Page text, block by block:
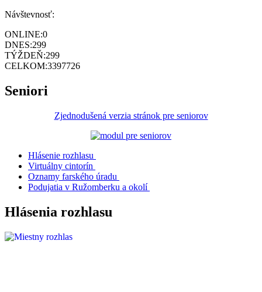
Návštevnosť:
ONLINE:0
DNES:299
TÝŽDEŇ:299
CELKOM:3397726
Seniori
Zjednodušená verzia stránok pre seniorov
Hlásenie rozhlasu
Virtuálny cintorín
Oznamy farského úradu
Podujatia v Ružomberku a okolí
Hlásenia rozhlasu